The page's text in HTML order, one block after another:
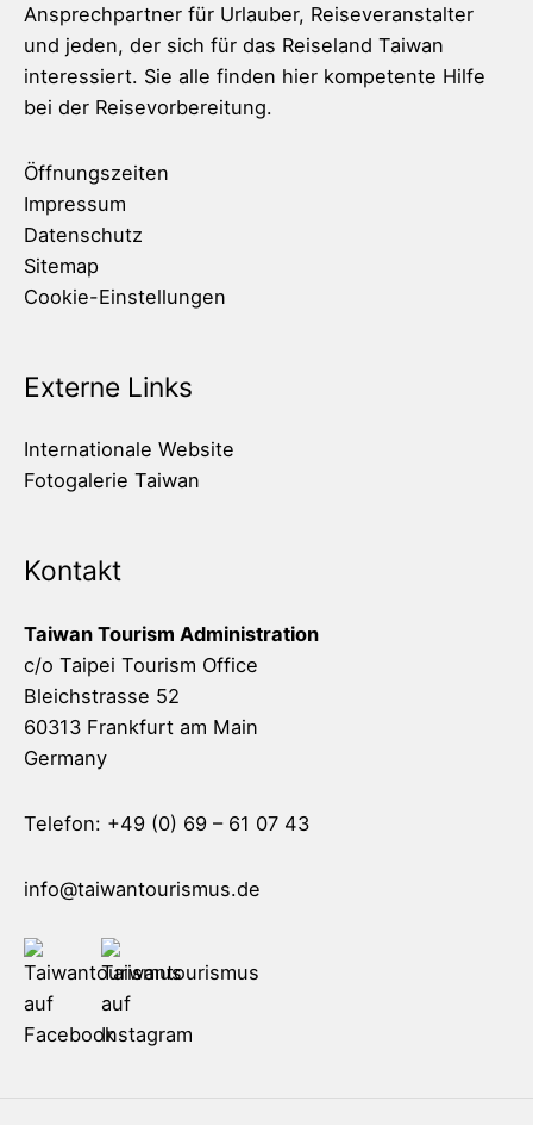
Ansprechpartner für Urlauber, Reiseveranstalter
und jeden, der sich für das Reiseland Taiwan
interessiert. Sie alle finden hier kompetente Hilfe
bei der Reisevorbereitung.
Öffnungszeiten
Impressum
Datenschutz
Sitemap
Cookie-Einstellungen
Externe Links
Internationale Website
Fotogalerie Taiwan
Kontakt
Taiwan Tourism Administration
c/o Taipei Tourism Office
Bleichstrasse 52
60313 Frankfurt am Main
Germany
Telefon: +49 (0) 69 – 61 07 43
info@taiwantourismus.de